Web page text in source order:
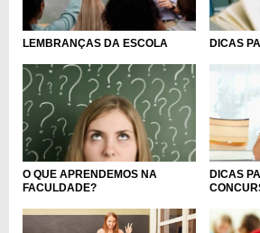
LEMBRANÇAS DA ESCOLA DICAS
O QUE APRENDEMOS NA
FACULDADE?
DICAS